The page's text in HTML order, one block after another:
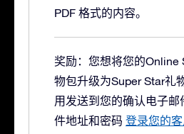
PDF 格式的内容。
奖励：您想将您的Online
物包升级为Super Star礼
用发送到您的确认电子邮
件地址和密码 登录您的